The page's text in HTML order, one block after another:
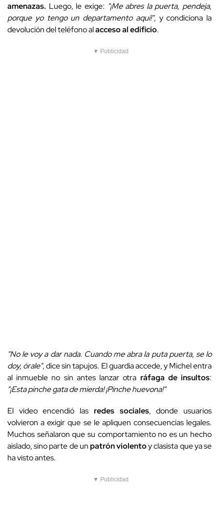
amenazas. Luego, le exige: "¡Me abres la puerta, pendeja,
porque yo tengo un departamento aquí!", y condiciona la
devolución del teléfono alacceso al edificio.
▼ Publicidad
"No le voy a dar nada. Cuando me abra la puta puerta, se lo
doy, órale", dice sin tapujos. El guardia accede, y Michel entra
al inmueble no sin antes lanzar otra ráfaga de insultos:
"¡Esta pinche gata de mierda! ¡Pinche huevona!"
El video encendió las redes sociales, donde usuarios
volvieron a exigir que se le apliquen consecuencias legales.
Muchos señalaron que su comportamiento no es un hecho
aislado, sino parte de unpatrón violentoy clasista que ya se
ha visto antes.
▼ Publicidad